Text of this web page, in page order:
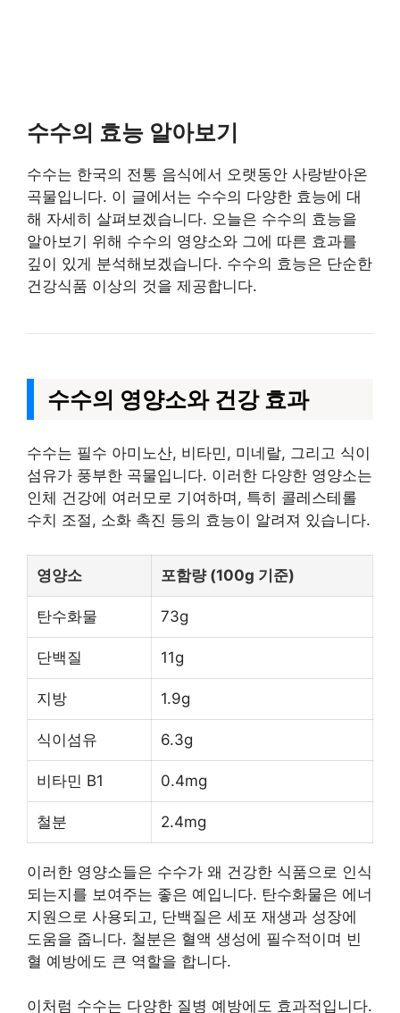
수수의 효능 알아보기
수수는 한국의 전통 음식에서 오랫동안 사랑받아온
곡물입니다. 이 글에서는 수수의 다양한 효능에 대
해 자세히 살펴보겠습니다. 오늘은 수수의 효능을
알아보기 위해 수수의 영양소와 그에 따른 효과를
깊이 있게 분석해보겠습니다. 수수의 효능은 단순한
건강식품 이상의 것을 제공합니다.
수수의 영양소와 건강 효과
수수는 필수 아미노산, 비타민, 미네랄, 그리고 식이
섬유가 풍부한 곡물입니다. 이러한 다양한 영양소는
인체 건강에 여러모로 기여하며, 특히 콜레스테롤
수치 조절, 소화 촉진 등의 효능이 알려져 있습니다.
영양소 포함량 (100g 기준)
탄수화물 73g
단백질 11g
지방 1.9g
식이섬유 6.3g
비타민 B1 0.4mg
철분 2.4mg
이러한 영양소들은 수수가 왜 건강한 식품으로 인식
되는지를 보여주는 좋은 예입니다. 탄수화물은 에너
지원으로 사용되고, 단백질은 세포 재생과 성장에
도움을 줍니다. 철분은 혈액 생성에 필수적이며 빈
혈 예방에도 큰 역할을 합니다.
이처럼 수수는 다양한 질병 예방에도 효과적입니다.